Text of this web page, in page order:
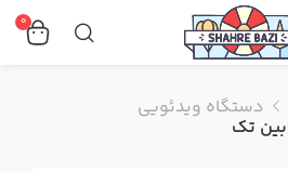
0
دستگاه ویدئویی